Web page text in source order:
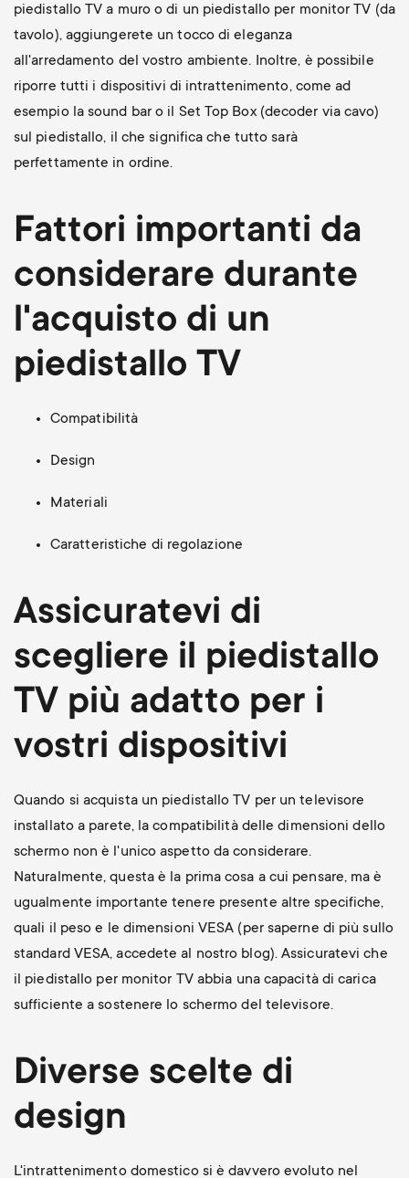
piedistallo TV a muro o di un piedistallo per monitor TV (da
tavolo), aggiungerete un tocco di eleganza
all'arredamento del vostro ambiente. Inoltre, è possibile
riporre tutti i dispositivi di intrattenimento, come ad
esempio la sound bar o il Set Top Box (decoder via cavo)
sul piedistallo, il che significa che tutto sarà
perfettamente in ordine.
Fattori importanti da
considerare durante
l'acquisto di un
piedistallo TV
Compatibilità
Design
Materiali
Caratteristiche di regolazione
Assicuratevi di
scegliere il piedistallo
TV più adatto per i
vostri dispositivi
Quando si acquista un piedistallo TV per un televisore
installato a parete, la compatibilità delle dimensioni dello
schermo non è l'unico aspetto da considerare.
Naturalmente, questa è la prima cosa a cui pensare, ma è
ugualmente importante tenere presente altre specifiche,
quali il peso e le dimensioni VESA (per saperne di più sullo
standard VESA, accedete al nostro blog). Assicuratevi che
il piedistallo per monitor TV abbia una capacità di carica
sufficiente a sostenere lo schermo del televisore.
Diverse scelte di
design
L'intrattenimento domestico si è davvero evoluto nel